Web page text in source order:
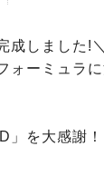
成しました!
ォーミュラ
」を大感謝